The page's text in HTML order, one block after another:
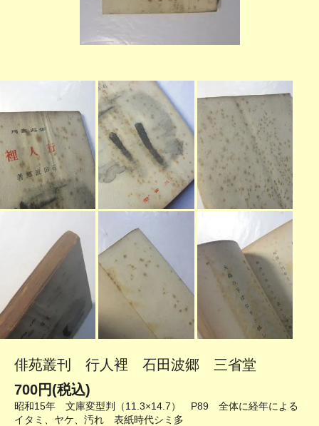
俳苑叢刊 行人裡 石田波郷 三省堂
700円(税込)
昭和15年 文庫変型判（11.3×14.7） P89 全体に経年による
イタミ、ヤケ、汚れ 表紙時代シミ多